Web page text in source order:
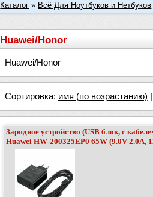
Каталог » Всё Для Ноутбуков и Нетбуков
Huawei/Honor
Huawei/Honor
Сортировка: имя (по возрастанию)
Зарядное устройство (USB блок, с
Huawei HW-200325EP0 65W (9.0V-2.0A,